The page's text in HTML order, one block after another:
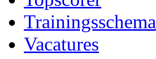
Trainingsschema
Vacatures